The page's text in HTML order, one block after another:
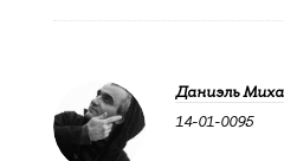
Даниэль
14-01-0095